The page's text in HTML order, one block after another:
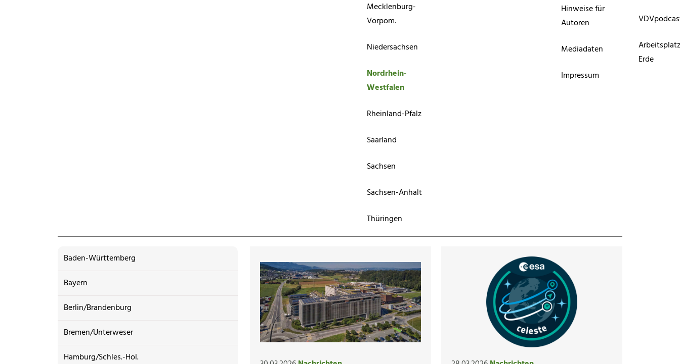
Mecklenburg-
Vorpom.
Niedersachsen
Nordrhein-
Westfalen
Rheinland-Pfalz
Saarland
Sachsen
Sachsen-Anhalt
Thüringen
Hinweise für
Autoren
Mediadaten
Impressum
Erde
Baden-Württemberg
Bayern
Berlin/Brandenburg
Bremen/Unterweser
Hamburg/Schles.-Hol.